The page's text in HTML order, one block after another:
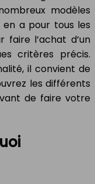
modèles
a pour tous les
faire l’achat d’un
critères précis.
il convient de
les différents
de faire votre